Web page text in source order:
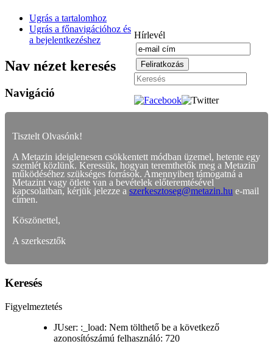
Hírlevél
Ugrás a tartalomhoz
Ugrás a főnavigációhoz és
a bejelentkezéshez
Nav nézet keresés
Navigáció
Tisztelt Olvasónk!
A Metazin ideiglenesen csökkentett módban üzemel, hetente egy
szemlét közlünk. Keressük, hogyan teremthetők meg a Metazin
működéséhez szükséges források. Amennyiben támogatná a
Metazint vagy ötlete van a bevételek előteremtésével
kapcsolatban, kérjük jelezze a szerkesztoseg@metazin.hu e-mail
címen.
Köszönettel,
A szerkesztők
Keresés
Figyelmeztetés
JUser: :_load: Nem tölthető be a következő
azonosítószámú felhasználó: 720